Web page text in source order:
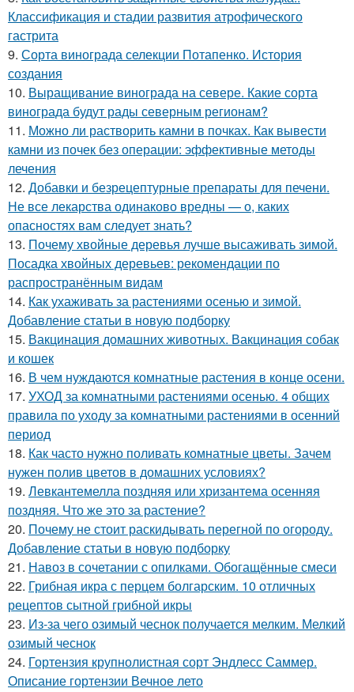
Классификация и стадии развития атрофического
гастрита
9. Сорта винограда селекции Потапенко. История
создания
10. Выращивание винограда на севере. Какие сорта
винограда будут рады северным регионам?
11. Можно ли растворить камни в почках. Как вывести
камни из почек без операции: эффективные методы
лечения
12. Добавки и безрецептурные препараты для печени.
Не все лекарства одинаково вредны — о, каких
опасностях вам следует знать?
13. Почему хвойные деревья лучше высаживать зимой.
Посадка хвойных деревьев: рекомендации по
распространённым видам
14. Как ухаживать за растениями осенью и зимой.
Добавление статьи в новую подборку
15. Вакцинация домашних животных. Вакцинация собак
и кошек
16. В чем нуждаются комнатные растения в конце осени.
17. УХОД за комнатными растениями осенью. 4 общих
правила по уходу за комнатными растениями в осенний
период
18. Как часто нужно поливать комнатные цветы. Зачем
нужен полив цветов в домашних условиях?
19. Левкантемелла поздняя или хризантема осенняя
поздняя. Что же это за растение?
20. Почему не стоит раскидывать перегной по огороду.
Добавление статьи в новую подборку
21. Навоз в сочетании с опилками. Обогащённые смеси
22. Грибная икра с перцем болгарским. 10 отличных
рецептов сытной грибной икры
23. Из-за чего озимый чеснок получается мелким. Мелкий
озимый чеснок
24. Гортензия крупнолистная сорт Эндлесс Саммер.
Описание гортензии Вечное лето